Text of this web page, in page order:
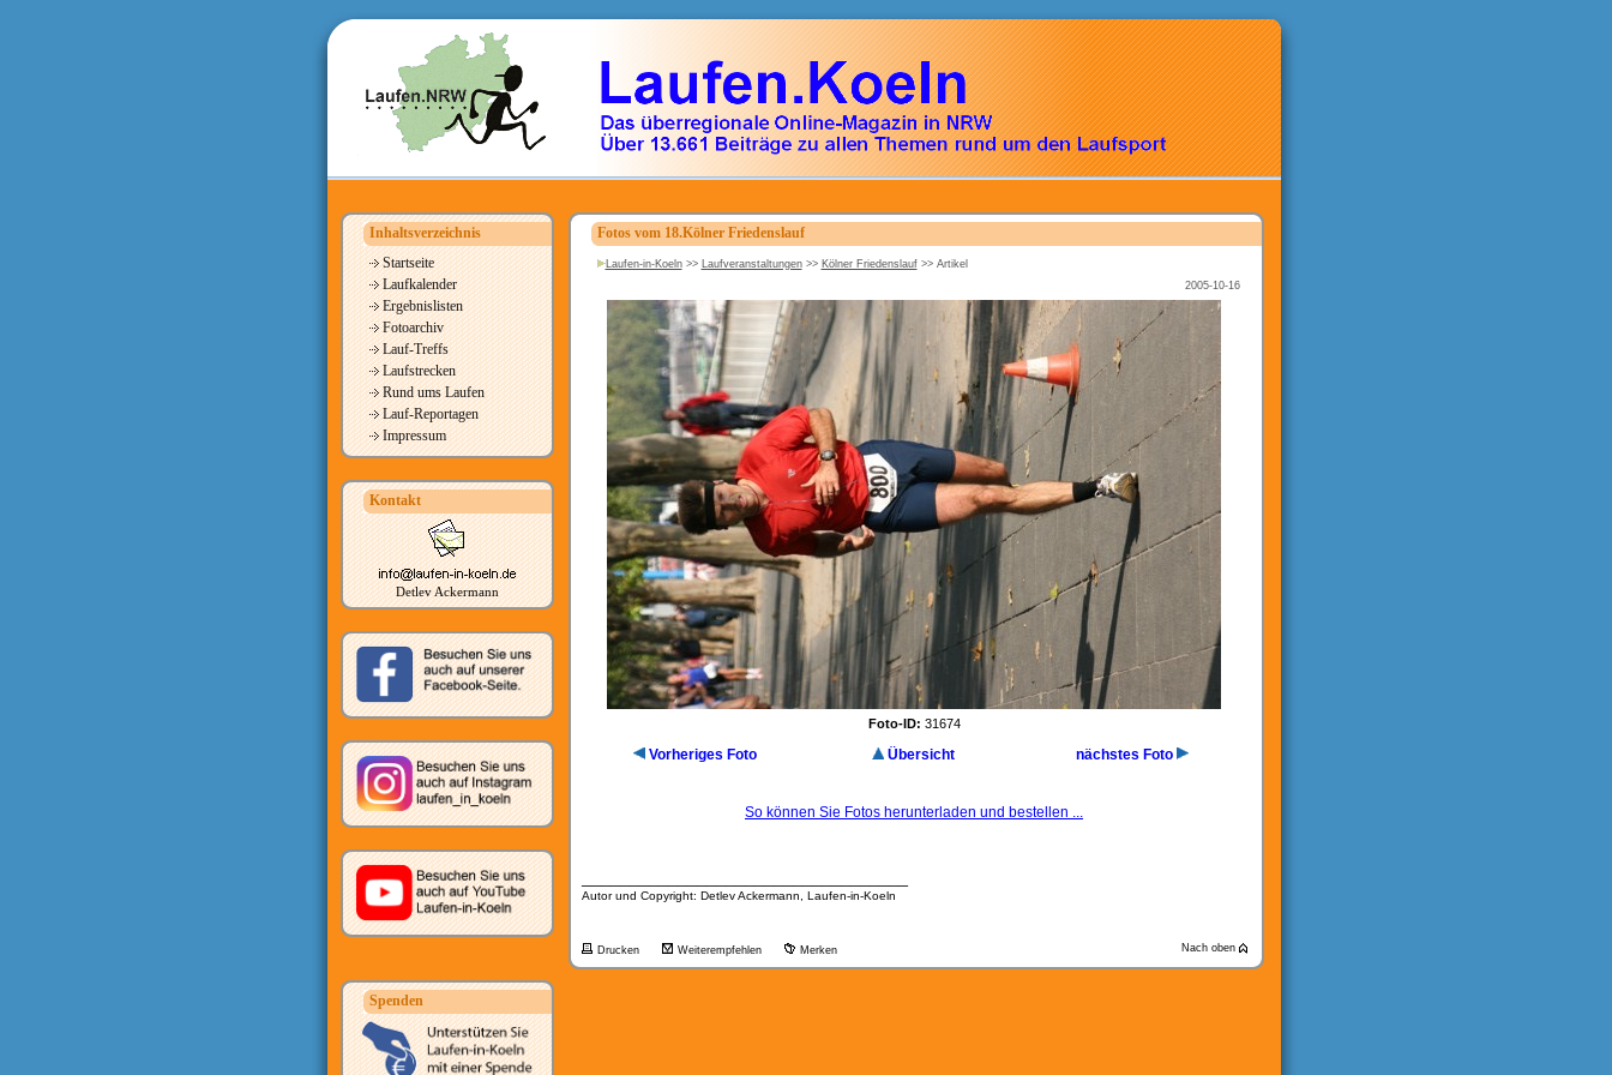
Inhaltsverzeichnis
Startseite
Laufkalender
Ergebnislisten
Fotoarchiv
Lauf-Treffs
Laufstrecken
Rund ums Laufen
Lauf-Reportagen
Impressum
Kontakt
Detlev Ackermann
Spenden
Fotos vom 18.Kölner Friedenslauf
Laufen-in-Koeln>> Laufveranstaltungen>> Kölner Friedenslauf>> Artikel
2005-10-16
Foto-ID: 31674
Vorheriges Foto Übersicht nächstes Foto
So können Sie Fotos herunterladen und bestellen ...
Autor und Copyright: Detlev Ackermann, Laufen-in-Koeln
Drucken Weiterempfehlen Merken Nach oben